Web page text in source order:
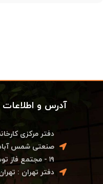
آدرس و
۱۹ - مجتمع فاز توسعه - شرکت دکووود (کدپستی : ۱۸۳۴۱۷۹۵۴۹)
دفتر تهران :